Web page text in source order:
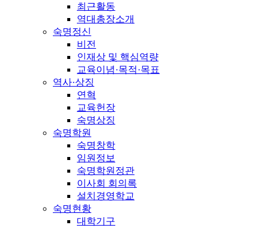
최근활동
역대총장소개
숙명정신
비전
인재상 및 핵심역량
교육이념·목적·목표
역사·상징
연혁
교육헌장
숙명상징
숙명학원
숙명창학
임원정보
숙명학원정관
이사회 회의록
설치경영학교
숙명현황
대학기구